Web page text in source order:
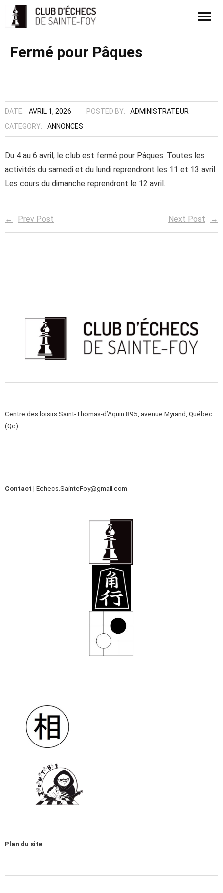
Fermé pour Pâques
DATE: AVRIL 1, 2026 POSTED BY:
ADMINISTRATEUR
CATEGORY:
ANNONCES
Du 4 au 6 avril, le club est fermé pour Pâques. Toutes les
activités du samedi et du lundi reprendront les 11 et 13 avril.
Les cours du dimanche reprendront le 12 avril.
Prev Post Next Post
Centre des loisirs Saint-Thomas-d’Aquin 895, avenue Myrand, Québec
(Qc)
Contact | Echecs.SainteFoy@gmail.com
Plan du site